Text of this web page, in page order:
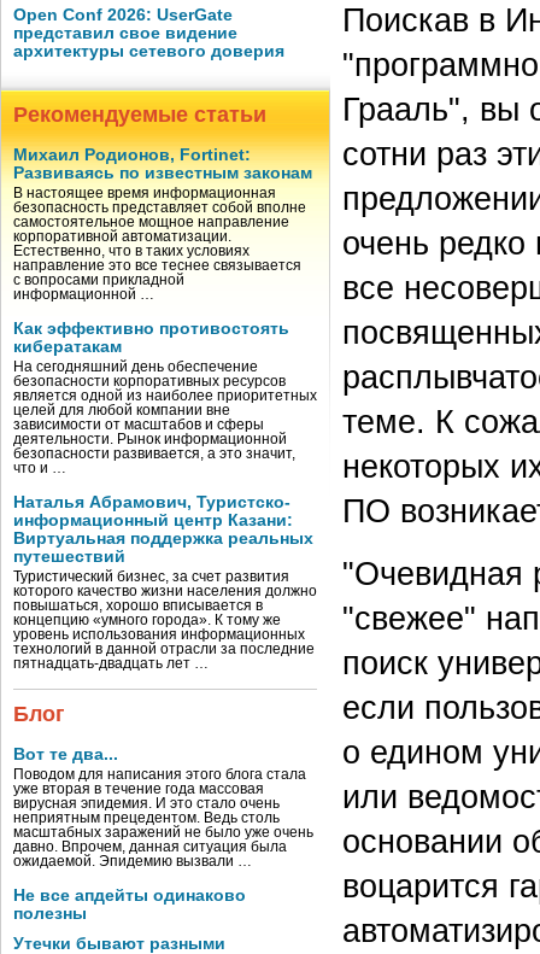
Open Conf 2026: UserGate
представил свое видение
архитектуры сетевого доверия
Рекомендуемые статьи
Михаил Родионов, Fortinet:
Развиваясь по известным законам
В настоящее время информационная
безопасность представляет собой вполне
самостоятельное мощное направление
корпоративной автоматизации.
Естественно, что в таких условиях
направление это все теснее связывается
с вопросами прикладной
информационной …
Как эффективно противостоять
кибератакам
На сегодняшний день обеспечение
безопасности корпоративных ресурсов
является одной из наиболее приоритетных
целей для любой компании вне
зависимости от масштабов и сферы
деятельности. Рынок информационной
безопасности развивается, а это значит,
что и …
Наталья Абрамович, Туристско-
информационный центр Казани:
Виртуальная поддержка реальных
путешествий
Туристический бизнес, за счет развития
которого качество жизни населения должно
повышаться, хорошо вписывается в
концепцию «умного города». К тому же
уровень использования информационных
технологий в данной отрасли за последние
пятнадцать-двадцать лет …
Блог
Вот те два...
Поводом для написания этого блога стала
уже вторая в течение года массовая
вирусная эпидемия. И это стало очень
неприятным прецедентом. Ведь столь
масштабных заражений не было уже очень
давно. Впрочем, данная ситуация была
ожидаемой. Эпидемию вызвали …
Не все апдейты одинаково
полезны
Утечки бывают разными
Поискав в
Грааль", вы
сотни раз
очень
все
теме. К
некоторых
ПО
"Очевидная
"свежее"
поиск
если
о едином
или
основании
воцарится